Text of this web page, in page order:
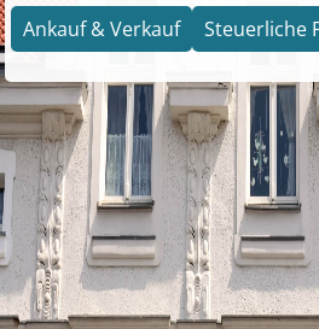
Ankauf & Verkauf Steuerliche